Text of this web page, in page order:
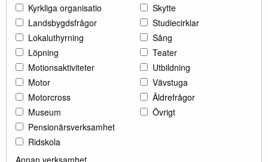
Kyrkliga organisatio
Landsbygdsfrågor
Lokaluthyrning
Löpning
Motionsaktiviteter
Motor
Motorcross
Museum
Pensionärsverksamhet
Ridskola
Skytte
Studiecirklar
Sång
Teater
Utbildning
Vävstuga
Äldrefrågor
Övrigt